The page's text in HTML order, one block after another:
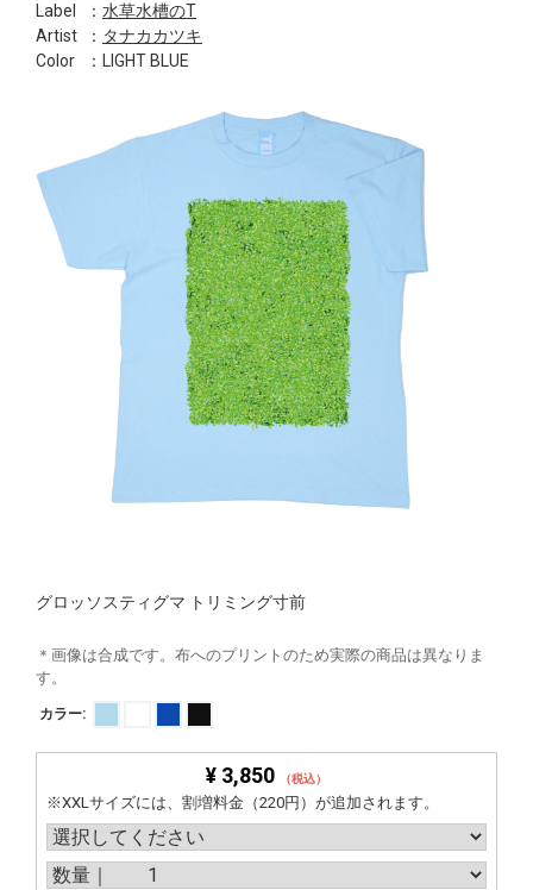
Label ： 水草水槽のT
Artist
： タナカカツキ
Color
：LIGHT BLUE
グロッソスティグマ トリミング寸前
＊画像は合成です。布へのプリントのため実際の商品は異なりま
す。
カラー:
¥ 3,850 （税込）
※XXLサイズには、割増料金（220円）が追加されます。